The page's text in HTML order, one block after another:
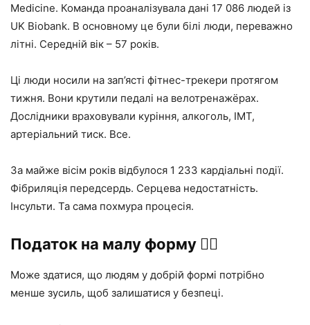
Medicine. Команда проаналізувала дані 17 086 людей із
UK Biobank. В основному це були білі люди, переважно
літні. Середній вік – 57 років.
Ці люди носили на зап’ясті фітнес-трекери протягом
тижня. Вони крутили педалі на велотренажёрах.
Дослідники враховували куріння, алкоголь, ІМТ,
артеріальний тиск. Все.
За майже вісім років відбулося 1 233 кардіальні події.
Фібриляція передсердь. Серцева недостатність.
Інсульти. Та сама похмура процесія.
Податок на малу форму 🧘‍♂️
Може здатися, що людям у добрій формі потрібно
менше зусиль, щоб залишатися у безпеці.